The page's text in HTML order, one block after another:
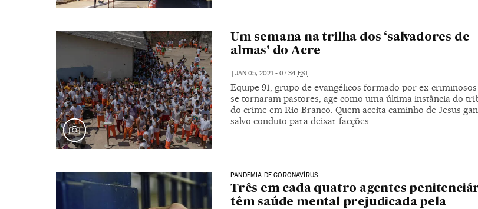
Um semana na trilha dos ‘salvadores de
almas’ do Acre
| JAN 05, 2021 - 07:34 EST
Equipe 91, grupo de evangélicos formado por ex-
se tornaram pastores, age como uma última instância do
do crime em Rio Branco. Quem aceita caminho de Jesus
salvo conduto para deixar facções
PANDEMIA DE CORONAVÍRUS
Três em cada quatro agentes
têm saúde mental prejudicada pela